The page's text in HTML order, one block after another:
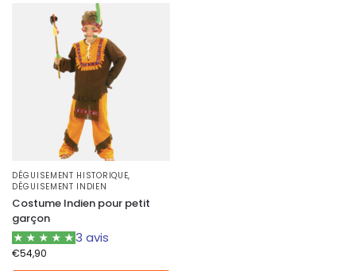
DÉGUISEMENT HISTORIQUE,
DÉGUISEMENT INDIEN
Costume Indien pour petit
garçon
3 avis
€54,90